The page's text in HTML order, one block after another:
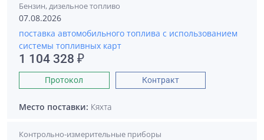
Бензин, дизельное топливо
07.08.2026
поставка автомобильного топлива с использованием
системы топливных карт
1 104 328 ₽
Протокол Контракт
Место поставки: Кяхта
Контрольно-измерительные приборы